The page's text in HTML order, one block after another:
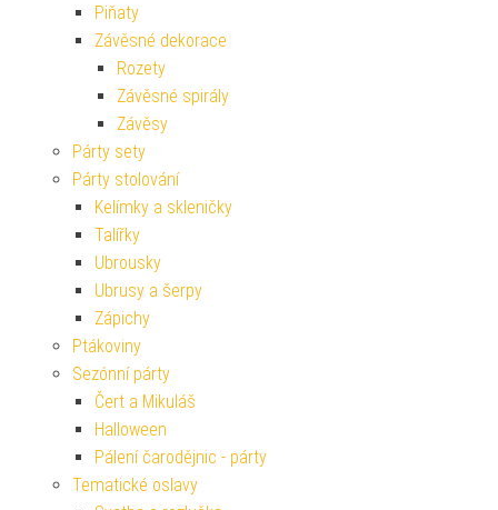
Piňaty
Závěsné dekorace
Rozety
Závěsné spirály
Závěsy
Párty sety
Párty stolování
Kelímky a skleničky
Talířky
Ubrousky
Ubrusy a šerpy
Zápichy
Ptákoviny
Sezónní párty
Čert a Mikuláš
Halloween
Pálení čarodějnic - párty
Tematické oslavy